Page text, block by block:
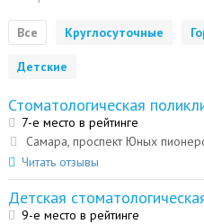
Все Круглосуточные
Детские
Стоматологическая
7-е место в рейтинге
Самара, проспект Юных
Читать отзывы
Детская
9-е место в рейтинге